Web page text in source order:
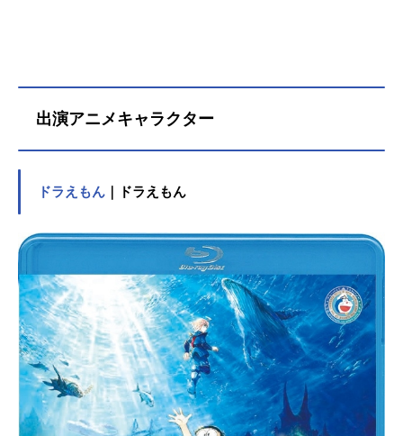
出演アニメキャラクター
ドラえもん ｜ドラえもん